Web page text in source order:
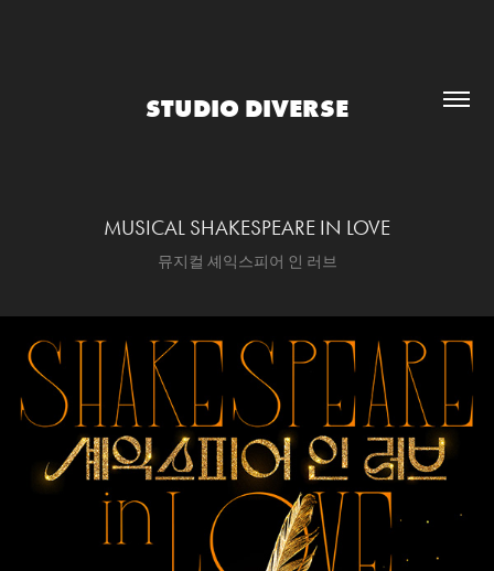
STUDIO DIVERSE
MUSICAL SHAKESPEARE IN LOVE
뮤지컬 셰익스피어 인 러브